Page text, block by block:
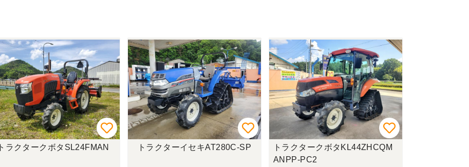
トラクタークボタSL24FMAN トラクターイセキAT280C-SP
トラクタークボタKL44ZHCQM
ANPP-PC2